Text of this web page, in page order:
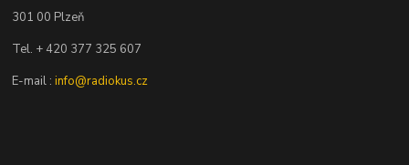
301 00 Plzeň
Tel. + 420 377 325 607
E-mail :info@radiokus.cz